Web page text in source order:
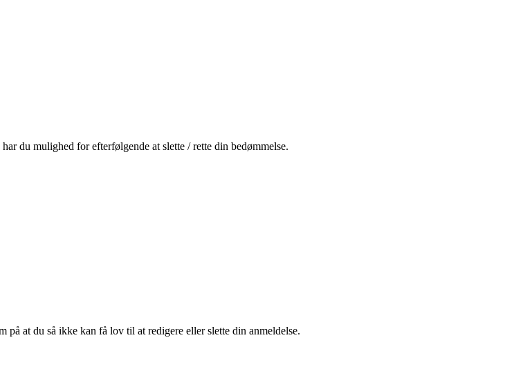
du mulighed for efterfølgende at slette / rette din bedømmelse.
at du så ikke kan få lov til at redigere eller slette din anmeldelse.